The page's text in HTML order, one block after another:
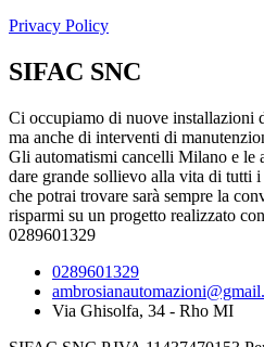
Privacy Policy
SIFAC SNC
Ci occupiamo di nuove installazioni
ma anche di interventi di
Gli automatismi cancelli Milano e le
dare grande sollievo alla vita di tutti
che potrai trovare sarà sempre la
risparmi su un progetto realizzato
0289601329
0289601329
Via Ghisolfa, 34 - Rho MI